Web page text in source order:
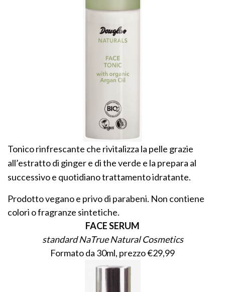
Tonico rinfrescante che rivitalizza la pelle grazie
all’estratto di ginger e di the verde e la prepara al
successivo e quotidiano trattamento idratante.
Prodotto vegano e privo di parabeni. Non contiene
colori o fragranze sintetiche.
FACE SERUM
standard NaTrue Natural Cosmetics
Formato da 30ml, prezzo €29,99